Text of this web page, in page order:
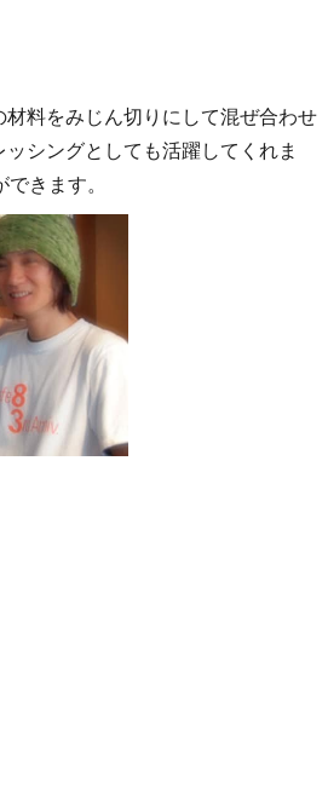
料をみじん切りにして混ぜ合わせ
シングとしても活躍してくれま
きます。